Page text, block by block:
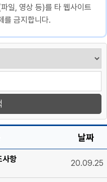
일, 영상 등)를 타 웹사이트
를 금지합니다.
날짜
항 20.09.25